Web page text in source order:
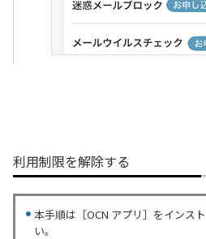
利用制限を解除する
本手順は［OCN アプリ］をインス
い。